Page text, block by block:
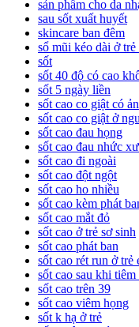
sản phẩm cho da
sau sốt xuất huyết
skincare ban đêm
sổ mũi kéo dài ở trẻ
sốt
sốt 40 độ có cao
sốt 5 ngày liền
sốt cao co giật có
sốt cao co giật ở
sốt cao đau họng
sốt cao đau nhức
sốt cao đi ngoài
sốt cao đột ngột
sốt cao ho nhiều
sốt cao kèm phát
sốt cao mắt đỏ
sốt cao ở trẻ sơ sinh
sốt cao phát ban
sốt cao rét run ở trẻ
sốt cao sau khi
sốt cao trên 39
sốt cao viêm họng
sốt k hạ ở trẻ